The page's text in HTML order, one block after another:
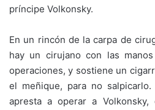
príncipe Volkonsky.
En un rincón de la carpa de
hay un cirujano con las
operaciones, y sostiene un
el meñique, para no
apresta a operar a